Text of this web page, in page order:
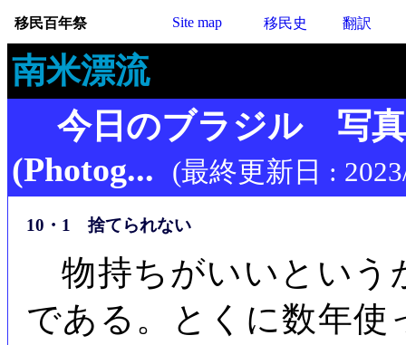
移民百年祭 Site map 移民史 翻訳
南米漂流
今日のブラジル 写
(Photog...
(最終更新日 :
10・1 捨てられない
物持ちがいいという
である。とくに数年